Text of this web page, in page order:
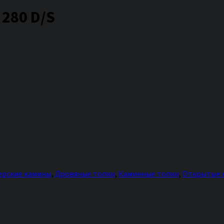
D/S
камины, Дровяные топки, Каминные топки, Открытые